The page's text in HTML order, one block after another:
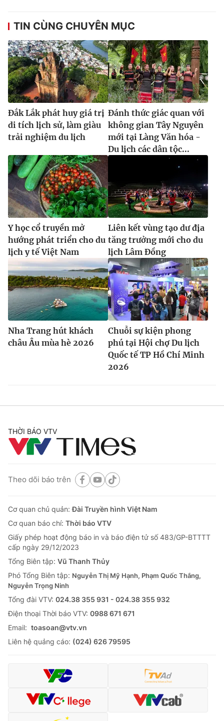
TIN CÙNG CHUYÊN MỤC
Đắk Lắk phát huy giá trị
di tích lịch sử, làm giàu
trải nghiệm du lịch
Đánh thức giác quan với
không gian Tây Nguyên
mới tại Làng Văn hóa -
Du lịch các dân tộc...
Y học cổ truyền mở
hướng phát triển cho du
lịch y tế Việt Nam
Liên kết vùng tạo dư địa
tăng trưởng mới cho du
lịch Lâm Đồng
Nha Trang hút khách
châu Âu mùa hè 2026
Chuỗi sự kiện phong
phú tại Hội chợ Du lịch
Quốc tế TP Hồ Chí Minh
2026
THỜI BÁO VTV
Theo dõi báo trên
Cơ quan chủ quản:Đài Truyền hình Việt Nam
Cơ quan báo chí: Thời báo VTV
Giấy phép hoạt động báo in và báo điện tử số 483/GP-BTTTT
cấp ngày 29/12/2023
Tổng Biên tập: Vũ Thanh Thủy
Phó Tổng Biên tập: Nguyễn Thị Mỹ Hạnh, Phạm Quốc Thắng,
Nguyễn Trọng Ninh
Tổng đài VTV: 024.38 355 931 - 024.38 355 932
Ðiện thoại Thời báo VTV: 0988 671 671
Email: toasoan@vtv.vn
Liên hệ quảng cáo: (024) 626 79595